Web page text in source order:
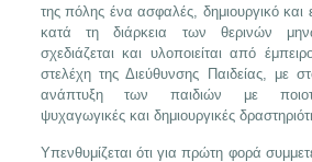
της πόλης ένα ασφαλές, δημιουργικό και
κατά τη διάρκεια των θερινών
σχεδιάζεται και υλοποιείται από
στελέχη της Διεύθυνσης Παιδείας, με
ανάπτυξη των παιδιών με
ψυχαγωγικές και δημιουργικές
Υπενθυμίζεται ότι για πρώτη φορά